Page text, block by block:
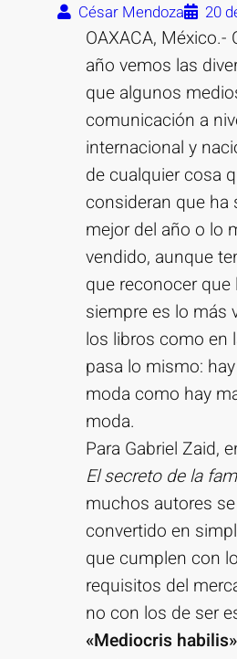
César Mendoza 20
OAXACA, México.-
año vemos las
que algunos
comunicación a
internacional y
de cualquier cosa
consideran que ha
mejor del año o lo
vendido, aunque
que reconocer
siempre es lo más
los libros como en
pasa lo mismo:
moda como hay
moda.
Para Gabriel Zaid,
El secreto de la
muchos autores
convertido en
que cumplen con
requisitos del
no con los de ser
«Mediocris habilis»